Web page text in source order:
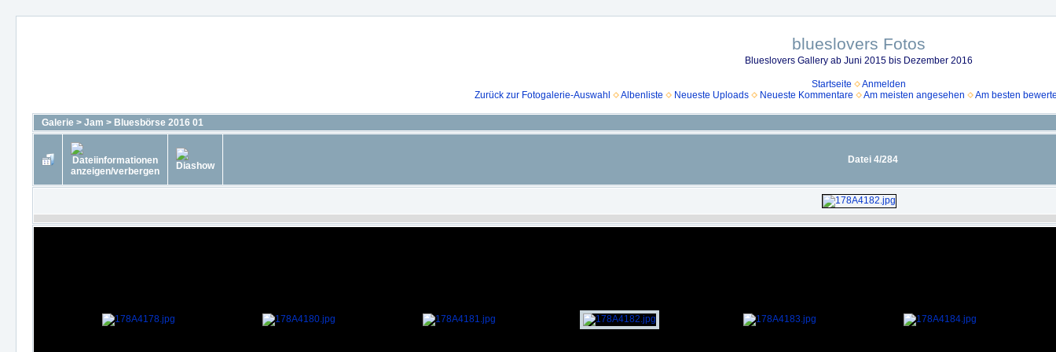
blueslovers Fotos
Blueslovers Gallery ab Juni 2015 bis Dezember 2016
Startseite
Anmelden
Zurück zur Fotogalerie-Auswahl
Albenliste Neueste Uploads Neueste Kommentare Am meisten angesehen Am besten
Galerie > Jam > Bluesbörse 2016 01
Datei 4/284